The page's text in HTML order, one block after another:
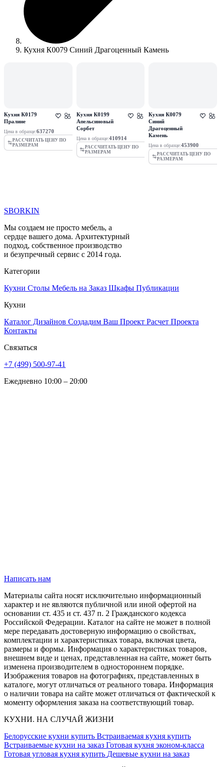
Кухня К0079 Синий Драгоценный Камень
Кухня К0179
Пралине
Цена в образце:637270
РАССЧИТАТЬ ЦЕНУ ПО
РАЗМЕРАМ
Кухня К0199
Апельсиновый
Сорбет
Цена в образце:410914
РАССЧИТАТЬ ЦЕНУ ПО
РАЗМЕРАМ
Кухня К0079
Синий
Драгоценный
Камень
Цена в образце:453900
РАССЧИТАТЬ ЦЕНУ ПО
РАЗМЕРАМ
SBORKIN
Мы создаем не просто мебель, а
сердце вашего дома. Архитектурный
подход, собственное производство
и безупречный сервис с 2014 года.
Категории
Кухни Столы Мебель на Заказ Шкафы Публикации
Кухни
Каталог Дизайнов Создадим Ваш Проект Расчет Проекта
Контакты
Связаться
+7 (499) 500-97-41
Ежедневно 10:00 – 20:00
Написать нам
Материалы сайта носят исключительно информационный
характер и не являются публичной или иной офертой на
основании ст. 435 и ст. 437 п. 2 Гражданского кодекса
Российской Федерации. Каталог на сайте не может в полной
мере передавать достоверную информацию о свойствах,
комплектации и характеристиках товара, включая цвета,
размеры и формы. Информация о характеристиках товаров,
внешнем виде и ценах, представленная на сайте, может быть
изменена производителем в одностороннем порядке.
Изображения товаров на фотографиях, представленных в
каталоге, могут отличаться от реального товара. Информация
о наличии товара на сайте может отличаться от фактической к
моменту оформления заказа на соответствующий товар.
КУХНИ. НА СЛУЧАЙ ЖИЗНИ
Белорусские кухни купить Встраиваемая кухня купить
Встраиваемые кухни на заказ Готовая кухня эконом-класса
Готовая угловая кухня купить Дешевые кухни на заказ